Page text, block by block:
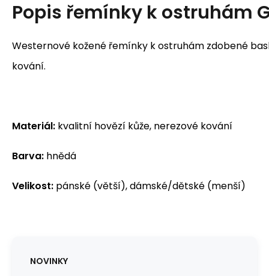
Popis řemínky k ostruhám
Westernové kožené řemínky k ostruhám zdobené
kování.
Materiál: kvalitní hovězí kůže, nerezové kování
Barva: hnědá
Velikost: pánské (větší), dámské/dětské (menší)
NOVINKY